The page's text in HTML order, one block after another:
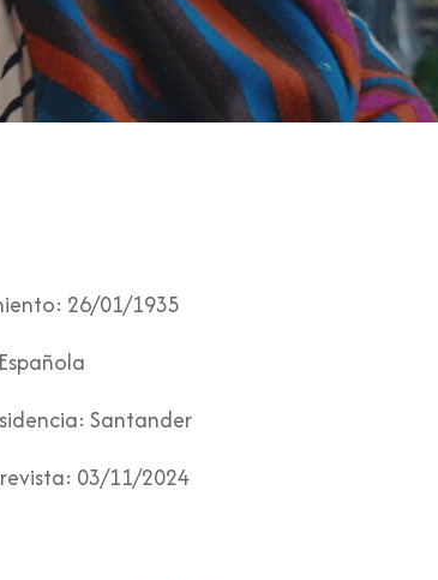
26/01/1935
Española
Santander
03/11/2024